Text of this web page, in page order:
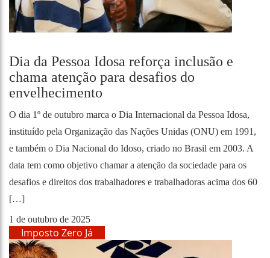
Dia da Pessoa Idosa reforça inclusão e
chama atenção para desafios do
envelhecimento
O dia 1º de outubro marca o Dia Internacional da Pessoa Idosa,
instituído pela Organização das Nações Unidas (ONU) em 1991,
e também o Dia Nacional do Idoso, criado no Brasil em 2003. A
data tem como objetivo chamar a atenção da sociedade para os
desafios e direitos dos trabalhadores e trabalhadoras acima dos 60
[…]
1 de outubro de 2025
Imposto Zero Já